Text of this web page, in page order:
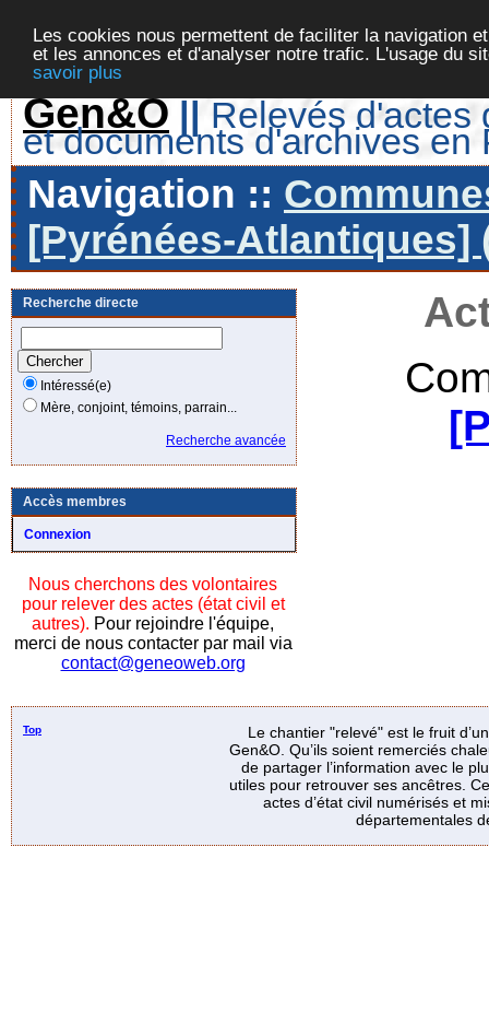
Les cookies nous permettent de faciliter la navigation
et les annonces et d'analyser notre trafic. L'usage du
savoir plus
Gen&O || Relevés d'actes
et documents d'archives en
Navigation ::
[Pyrénées-Atlantiques]
Recherche directe
Intéressé(e)
Mère, conjoint, témoins, parrain...
Recherche avancée
Accès membres
Connexion
Nous cherchons des volontaires
pour relever des actes (état civil et
autres). Pour rejoindre l'équipe,
merci de nous contacter par mail via
contact@geneoweb.org
Top
Le chantier "relevé" est le fruit
Gen&O. Qu’ils soient remerciés
de partager l’information avec le
utiles pour retrouver ses ancêtres.
actes d’état civil numérisés et
départementales